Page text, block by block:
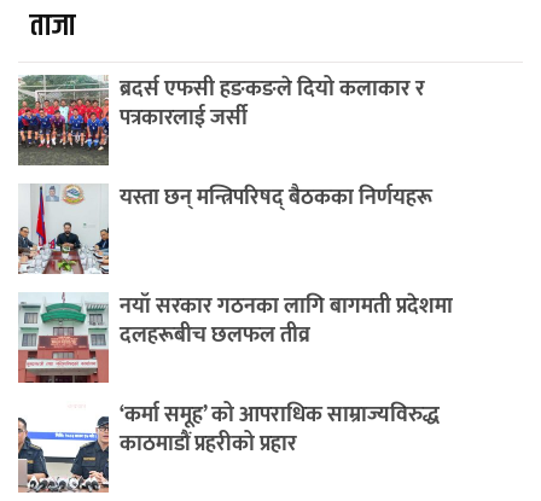
ताजा
ब्रदर्स एफसी हङकङले दियो कलाकार र
पत्रकारलाई जर्सी
यस्ता छन् मन्त्रिपरिषद् बैठकका निर्णयहरू
नयाँ सरकार गठनका लागि बागमती प्रदेशमा
दलहरूबीच छलफल तीव्र
‘कर्मा समूह’ को आपराधिक साम्राज्यविरुद्ध
काठमाडौं प्रहरीको प्रहार